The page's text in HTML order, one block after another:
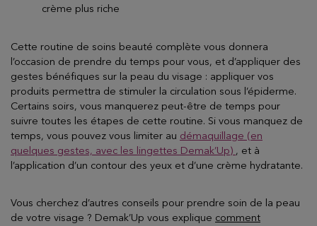
crème plus riche
Cette routine de soins beauté complète vous donnera
l’occasion de prendre du temps pour vous, et d’appliquer des
gestes bénéfiques sur la peau du visage : appliquer vos
produits permettra de stimuler la circulation sous l’épiderme.
Certains soirs, vous manquerez peut-être de temps pour
suivre toutes les étapes de cette routine. Si vous manquez de
temps, vous pouvez vous limiter au démaquillage (en
quelques gestes, avec les lingettes Demak’Up) , et à
l’application d’un contour des yeux et d’une crème hydratante.
Vous cherchez d’autres conseils pour prendre soin de la peau
de votre visage ? Demak’Up vous explique comment